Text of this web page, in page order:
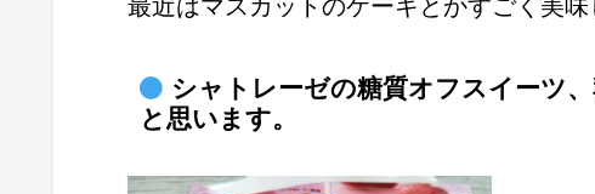
最近はマスカットのケーキとかすごく美味
シャトレーゼの糖質オフスイーツ
と思います。